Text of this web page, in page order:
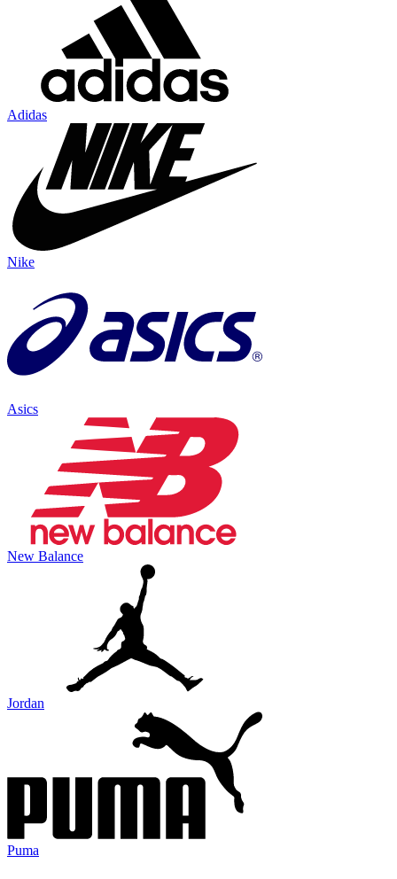
Adidas
Nike
Asics
New Balance
Jordan
Puma